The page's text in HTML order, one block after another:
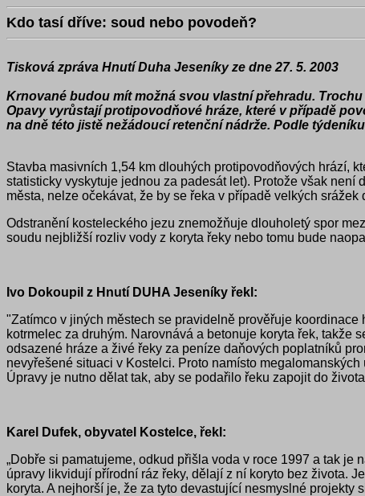
Kdo tasí dříve: soud nebo povodeň?
Tisková zpráva Hnutí Duha Jeseníky ze dne 27. 5. 2003
Krnované budou mít možná svou vlastní přehradu.
Opavy vyrůstají protipovodňové hráze, které v případě
na dně této jistě nežádoucí retenční nádrže. Podle
Stavba masivních 1,54 km dlouhých protipovodňových hrází,
statisticky vyskytuje jednou za padesát let). Protože však
města, nelze očekávat, že by se řeka v případě velkých
Odstranění kosteleckého jezu znemožňuje dlouholetý spor
soudu nejbližší rozliv vody z koryta řeky nebo tomu bude
Ivo Dokoupil z Hnutí DUHA Jeseníky řekl:
"Zatímco v jiných městech se pravidelně prověřuje
kotrmelec za druhým. Narovnává a betonuje koryta řek,
odsazené hráze a živé řeky za peníze daňových poplatníků
nevyřešené situaci v Kostelci. Proto namísto
Úpravy je nutno dělat tak, aby se podařilo řeku zapojit do
Karel Dufek, obyvatel Kostelce, řekl:
„Dobře si pamatujeme, odkud přišla voda v roce 1997 a tak
úpravy likvidují přírodní ráz řeky, dělají z ní koryto bez života.
koryta. A nejhorší je, že za tyto devastující nesmyslné projekty